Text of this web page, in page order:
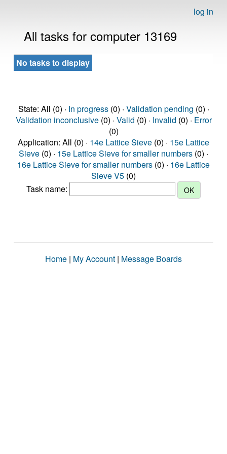
log in
All tasks for computer 13169
No tasks to display
State: All (0) · In progress(0) · Validation pending (0) ·
Validation inconclusive(0) · Valid (0) · Invalid (0) · Error
(0)
Application: All (0) · 14e Lattice Sieve (0) · 15e Lattice
Sieve (0) · 15e Lattice Sieve for smaller numbers (0) ·
16e Lattice Sieve for smaller numbers (0) · 16e Lattice
Sieve V5 (0)
Task name:
Home | My Account | Message Boards